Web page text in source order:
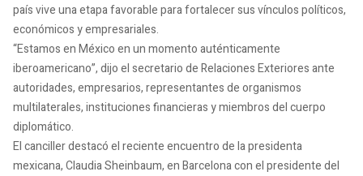
país vive una etapa favorable para fortalecer sus vínculos políticos,
económicos y empresariales.
“Estamos en México en un momento auténticamente
iberoamericano”, dijo el secretario de Relaciones Exteriores ante
autoridades, empresarios, representantes de organismos
multilaterales, instituciones financieras y miembros del cuerpo
diplomático.
El canciller destacó el reciente encuentro de la presidenta
mexicana, Claudia Sheinbaum, en Barcelona con el presidente del